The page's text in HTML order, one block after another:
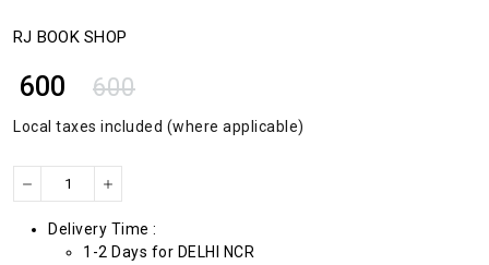
RJ BOOK SHOP
₹ 600 600
Local taxes included (where applicable)
Delivery Time :
1-2 Days for DELHI NCR